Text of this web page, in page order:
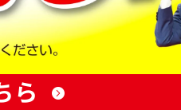
ら